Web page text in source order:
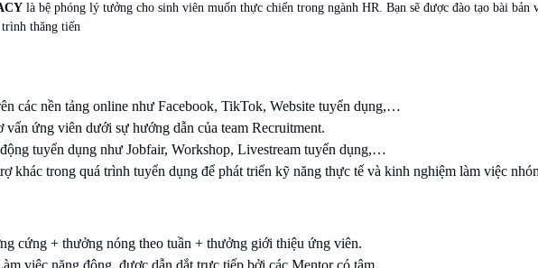
là bệ phóng lý tưởng cho sinh viên muốn thực chiến trong ngành HR. Bạn sẽ được đào tạo bài
thăng tiến
các nền tảng online như Facebook, TikTok, Website tuyển dụng,…
ứng viên dưới sự hướng dẫn của team Recruitment.
tuyển dụng như Jobfair, Workshop, Livestream tuyển dụng,…
khác trong quá trình tuyển dụng để phát triển kỹ năng thực tế và kinh nghiệm làm việc
cứng + thưởng nóng theo tuần + thưởng giới thiệu ứng viên.
việc năng động, được dẫn dắt trực tiếp bởi các Mentor có tâm.